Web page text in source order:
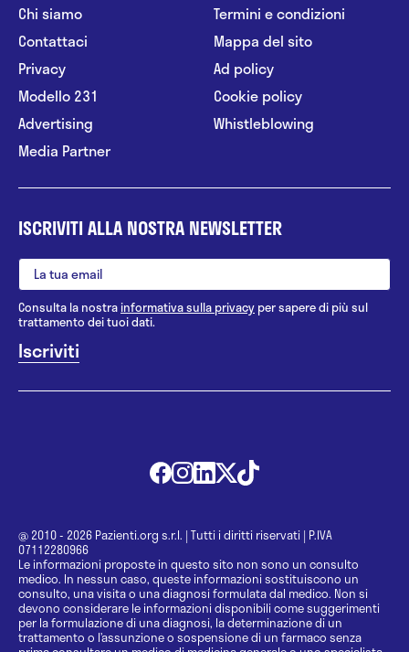
Chi siamo
Contattaci
Privacy
Modello 231
Advertising
Media Partner
Termini e condizioni
Mappa del sito
Ad policy
Cookie policy
Whistleblowing
ISCRIVITI ALLA NOSTRA NEWSLETTER
Consulta la nostrainformativa sulla privacy per sapere di più sul
trattamento dei tuoi dati.
@ 2010 - 2026 Pazienti.org s.r.l. | Tutti i diritti riservati | P.IVA
07112280966
Le informazioni proposte in questo sito non sono un consulto
medico. In nessun caso, queste informazioni sostituiscono un
consulto, una visita o una diagnosi formulata dal medico. Non si
devono considerare le informazioni disponibili come suggerimenti
per la formulazione di una diagnosi, la determinazione di un
trattamento o l’assunzione o sospensione di un farmaco senza